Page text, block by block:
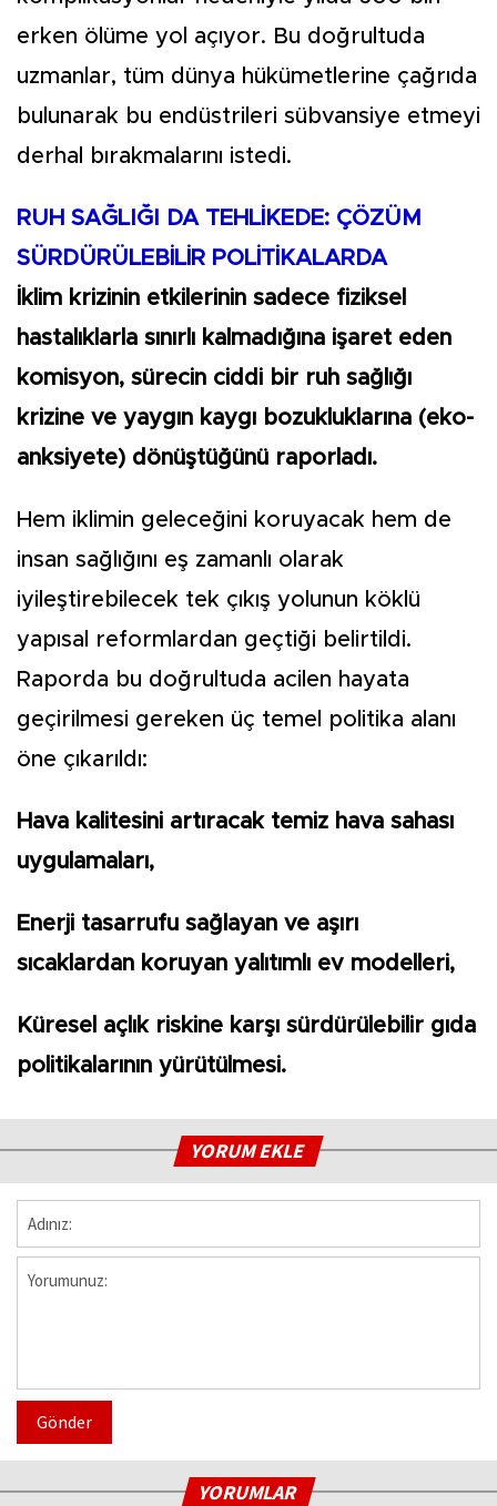
erken ölüme yol açıyor. Bu doğrultuda
uzmanlar, tüm dünya hükümetlerine çağrıda
bulunarak bu endüstrileri sübvansiye etmeyi
derhal bırakmalarını istedi.
RUH SAĞLIĞI DA TEHLİKEDE: ÇÖZÜM
SÜRDÜRÜLEBİLİR POLİTİKALARDA
İklim krizinin etkilerinin sadece fiziksel
hastalıklarla sınırlı kalmadığına işaret eden
komisyon, sürecin ciddi bir ruh sağlığı
krizine ve yaygın kaygı bozukluklarına (eko-
anksiyete) dönüştüğünü raporladı.
Hem iklimin geleceğini koruyacak hem de
insan sağlığını eş zamanlı olarak
iyileştirebilecek tek çıkış yolunun köklü
yapısal reformlardan geçtiği belirtildi.
Raporda bu doğrultuda acilen hayata
geçirilmesi gereken üç temel politika alanı
öne çıkarıldı:
Hava kalitesini artıracak temiz hava sahası
uygulamaları,
Enerji tasarrufu sağlayan ve aşırı
sıcaklardan koruyan yalıtımlı ev modelleri,
Küresel açlık riskine karşı sürdürülebilir gıda
politikalarının yürütülmesi.
YORUM EKLE
Gönder
YORUMLAR